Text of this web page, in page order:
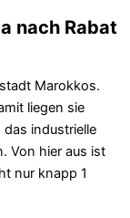
nach Rabat
Marokkos.
liegen sie
industrielle
Von hier aus ist
nur knapp 1